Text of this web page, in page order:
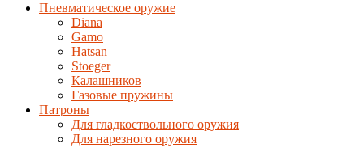
Пневматическое оружие
Diana
Gamo
Hatsan
Stoeger
Калашников
Газовые пружины
Патроны
Для гладкоствольного оружия
Для нарезного оружия